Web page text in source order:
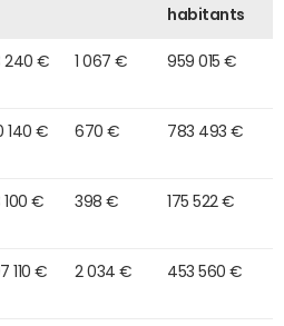
habitants
240 € 1 067 € 959 015 €
140 € 670 € 783 493 €
100 € 398 € 175 522 €
110 € 2 034 € 453 560 €